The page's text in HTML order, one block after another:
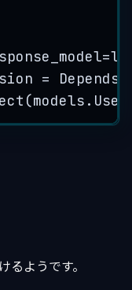
=
= Depends
(models.User
ようです。